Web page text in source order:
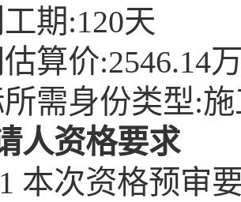
期:120天
算价:2546.14
需身份类型:
人资格要求
本次资格预审